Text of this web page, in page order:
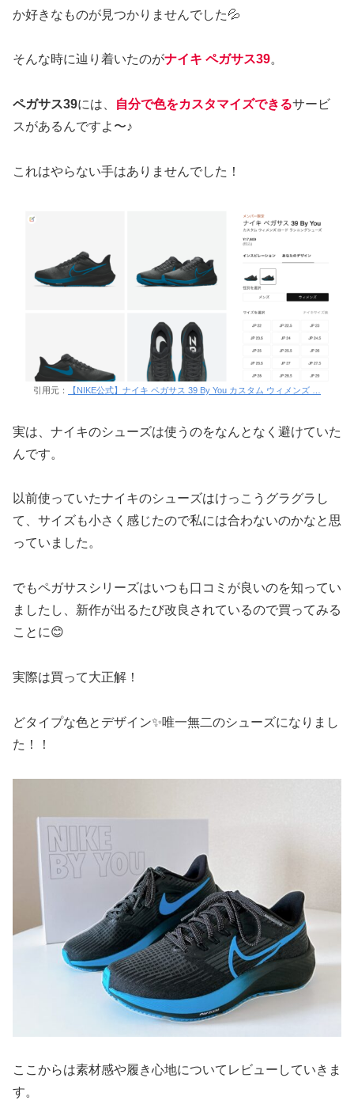
か好きなものが見つかりませんでした💦
そんな時に辿り着いたのがナイキ ペガサス39。
ペガサス39には、 自分で色をカスタマイズできるサービ
スがあるんですよ〜♪
これはやらない手はありませんでした！
引用元： 【NIKE公式】ナイキ ペガサス 39 By You カスタム ウィメンズ …
実は、ナイキのシューズは使うのをなんとなく避けていた
んです。
以前使っていたナイキのシューズはけっこうグラグラし
て、サイズも小さく感じたので私には合わないのかなと思
っていました。
でもペガサスシリーズはいつも口コミが良いのを知ってい
ましたし、新作が出るたび改良されているので買ってみる
ことに😊
実際は買って大正解！
どタイプな色とデザイン✨唯一無二のシューズになりまし
た！！
ここからは素材感や履き心地についてレビューしていきま
す。